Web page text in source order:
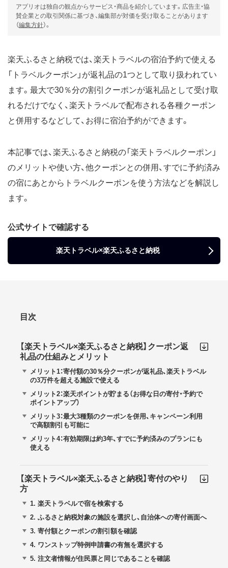
アプリオは独自の観点からサービス・商品を紹介しています。広告主・協
賛企業との取引関係に基づき、編集部が対価を受け取ることがあります
（編集方針）。
楽天ふるさと納税では、楽天トラベルの宿泊予約で使える
「トラベルクーポン」が返礼品の1つとして取り扱われてい
ます。最大で30％分の割引クーポンが返礼品として受け取
れるだけでなく、楽天トラベルで配布される各種クーポン
と併用するなどして、お得に宿泊予約ができます。
本記事では、楽天ふるさと納税の「楽天トラベルクーポン」
のメリットや使い方、他クーポンとの併用、すでに予約済み
の宿にあとからトラベルクーポンを使う方法などを解説し
ます。
公式サイトで確認する
楽天トラベル×楽天ふるさと納税
目次
【楽天トラベル×楽天ふるさと納税】クーポン返
礼品の仕組みとメリット
メリット1：寄付額の30％分クーポンが返礼品、楽天トラベル
の3万件を超える施設で使える
メリット2：楽天ポイントが貯まる（お得な日の寄付・予約で
ポイントアップ）
メリット3：最大3種類のクーポンを併用、キャンペーン利用
で高額割引も可能に
メリット4：有効期限は約3年、すでに予約済みのプランにも
使える
【楽天トラベル×楽天ふるさと納税】寄付のやり
方
1. 楽天トラベルで宿を検索する
2. ふるさと納税対象の施設を選択し、自治体への寄付画面へ
3. 寄付額とクーポンの割引額を確認
4. ワンストップ特例申請書の有無を選択する
5. 注文者情報が住民票と同じであることを確認